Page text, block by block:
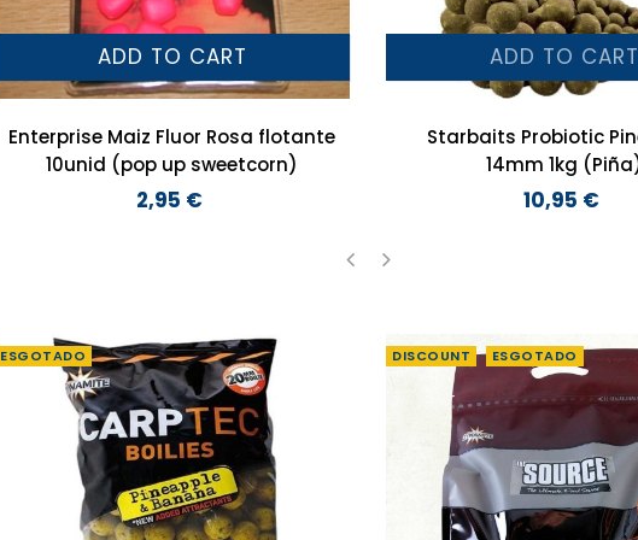
ADD TO CART
Enterprise Maiz Fluor Rosa flotante
10unid (pop up sweetcorn)
Preço
2,95 €
ADD TO CART
Starbaits Probiotic
14mm 1kg
Preço
10,95 €
ESGOTADO DISCOUNT ESGOTADO